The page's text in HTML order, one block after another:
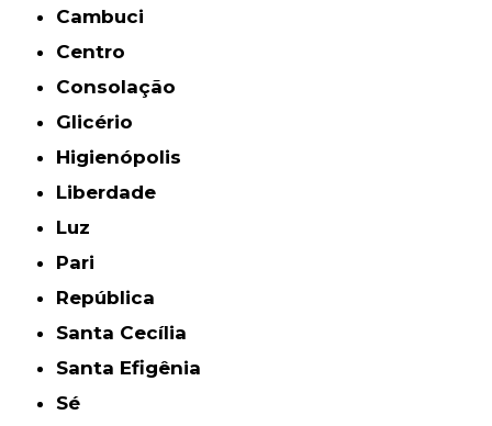
Cambuci
Centro
Consolação
Glicério
Higienópolis
Liberdade
Luz
Pari
República
Santa Cecília
Santa Efigênia
Sé